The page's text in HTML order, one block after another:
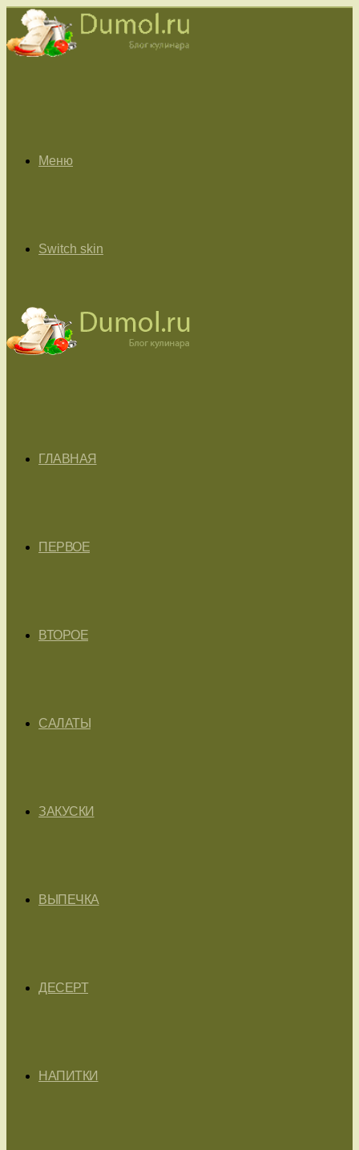
Меню
Switch skin
ГЛАВНАЯ
ПЕРВОЕ
ВТОРОЕ
САЛАТЫ
ЗАКУСКИ
ВЫПЕЧКА
ДЕСЕРТ
НАПИТКИ